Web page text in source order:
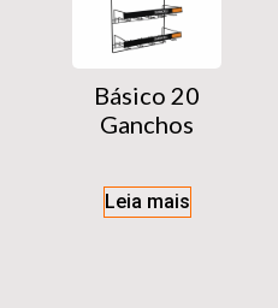
Básico 20
Ganchos
Leia mais